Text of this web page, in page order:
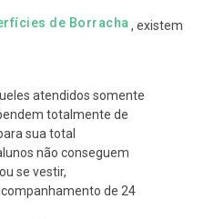
de Borracha, existem
atendidos somente
totalmente de
sua total
não conseguem
se vestir,
de 24